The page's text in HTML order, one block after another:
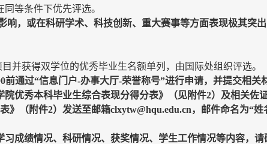
等条件下优先评选。
，或在科研学术、科技创新、重大赛事等方面表现极其突
并获得双学位的优秀毕业生名额单列，由国际处组织评选。
通过“信息门户-办事大厅-荣誉称号”进行申请，并提交相关
优秀本科毕业生综合表现分得分表》（见附件2）及相关佐
》（附件2）发送至邮箱clxytw@hqu.edu.cn，邮件命名为“姓
成绩情况、科研情况、获奖情况、学生工作情况等内容，